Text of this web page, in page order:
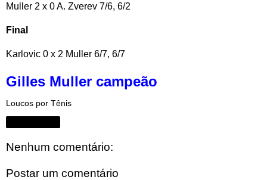
Muller 2 x 0 A. Zverev 7/6, 6/2
Final
Karlovic 0 x 2 Muller 6/7, 6/7
Gilles Muller campeão
Loucos por Tênis
Nenhum comentário:
Postar um comentário